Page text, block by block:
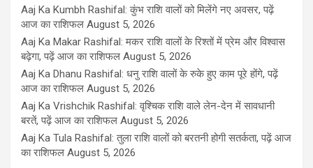
Aaj Ka Kumbh Rashifal: कुंभ राशि वालों को मिलेंगे नए अवसर, पढ़ें
आज का राशिफल August 5, 2026
Aaj Ka Makar Rashifal: मकर राशि वालों के रिश्तों में प्रेम और विश्वास
बढ़ेगा, पढ़ें आज का राशिफल August 5, 2026
Aaj Ka Dhanu Rashifal: धनु राशि वालों के रुके हुए काम पूरे होंगे, पढ़ें
आज का राशिफल August 5, 2026
Aaj Ka Vrishchik Rashifal: वृश्चिक राशि वाले लेन-देन में सावधानी
बरतें, पढ़ें आज का राशिफल August 5, 2026
Aaj Ka Tula Rashifal: तुला राशि वालों को बरतनी होगी सतर्कता, पढ़ें आज
का राशिफल August 5, 2026